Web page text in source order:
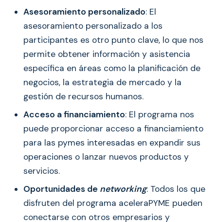
Asesoramiento personalizado: El
asesoramiento personalizado a los
participantes es otro punto clave, lo que nos
permite obtener información y asistencia
específica en áreas como la planificación de
negocios, la estrategia de mercado y la
gestión de recursos humanos.
Acceso a financiamiento: El programa nos
puede proporcionar acceso a financiamiento
para las pymes interesadas en expandir sus
operaciones o lanzar nuevos productos y
servicios.
Oportunidades de networking: Todos los que
disfruten del programa aceleraPYME pueden
conectarse con otros empresarios y